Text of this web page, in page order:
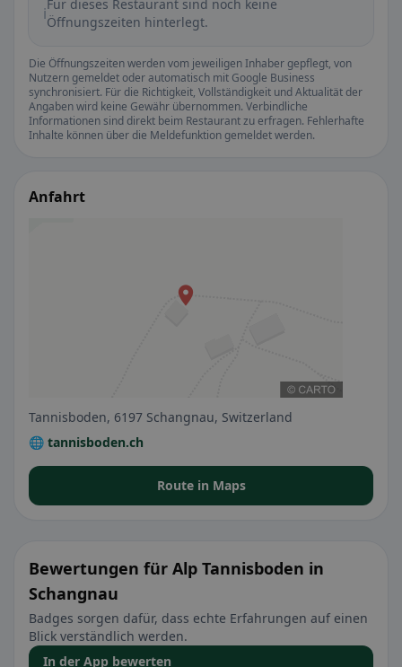
ℹ️Für dieses Restaurant sind noch keine
Öffnungszeiten hinterlegt.
Die Öffnungszeiten werden vom jeweiligen Inhaber gepflegt, von
Nutzern gemeldet oder automatisch mit Google Business
synchronisiert. Für die Richtigkeit, Vollständigkeit und Aktualität der
Angaben wird keine Gewähr übernommen. Verbindliche
Informationen sind direkt beim Restaurant zu erfragen. Fehlerhafte
Inhalte können über die Meldefunktion gemeldet werden.
Anfahrt
Tannisboden, 6197 Schangnau, Switzerland
🌐 tannisboden.ch
Route in Maps
Bewertungen für Alp Tannisboden in
Schangnau
Badges sorgen dafür, dass echte Erfahrungen auf einen
Blick verständlich werden.
In der App bewerten